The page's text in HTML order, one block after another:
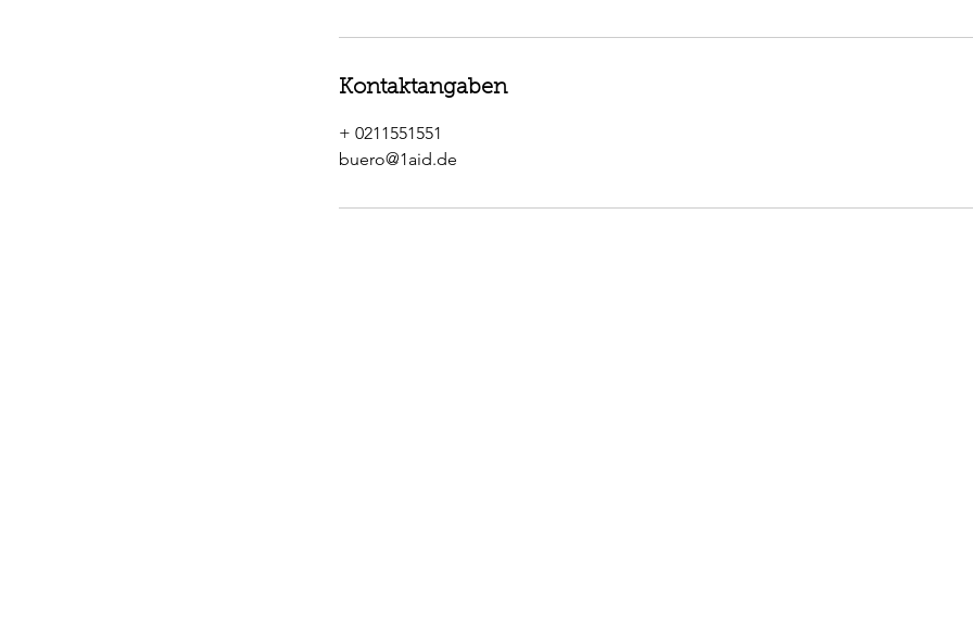
Kontaktangaben
+ 0211551551
buero@1aid.de